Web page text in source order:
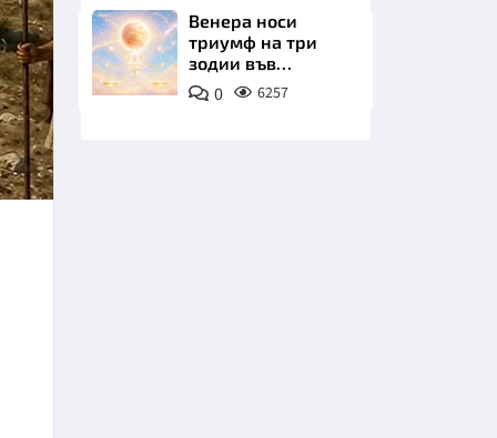
Венера носи
триумф на три
зодии във
всичките им
начинания до дни
0 6257